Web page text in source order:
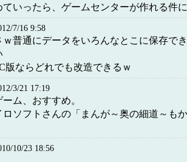
ていったら、ゲームセンターが作れる件
7/16 9:58
ｗ普通にデータをいろんなとこに保存で
版ならどれでも改造できるｗ
3/21 17:19
ム、おすすめ。
ロソフトさんの「まんが～奥の細道～も
10/23 18:56